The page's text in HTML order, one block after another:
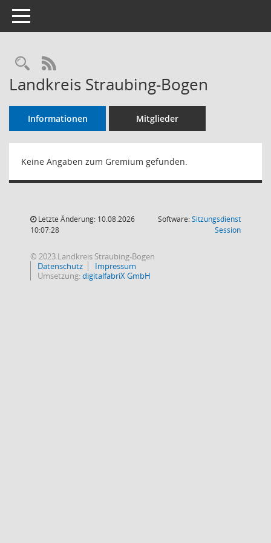
Toggle navigation
RSS-Feed
Landkreis Straubing-Bogen
Informationen Mitglieder
Keine Angaben zum Gremium gefunden.
Letzte Änderung: 10.08.2026
10:07:28
Software:Sitzungsdienst
Session(Wird in
© 2023 Landkreis Straubing-Bogen
Datenschutz
Impressum
Umsetzung:digitalfabriX GmbH